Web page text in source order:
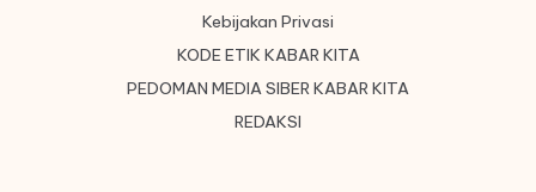
Kebijakan Privasi
KODE ETIK KABAR KITA
PEDOMAN MEDIA SIBER KABAR KITA
REDAKSI